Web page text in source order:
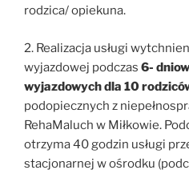
rodzica/ opiekuna.
2. Realizacja usługi
wyjazdowej podczas 6-
wyjazdowych dla 10
podopiecznych z
RehaMaluch w Miłkowie.
otrzyma 40 godzin usługi
stacjonarnej w ośrodku